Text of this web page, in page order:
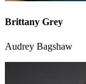
Brittany Grey
Audrey Bagshaw